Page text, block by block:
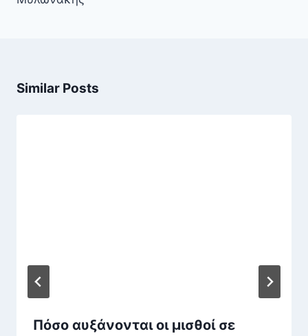
Similar Posts
Πόσο αυξάνονται οι μισθοί σε